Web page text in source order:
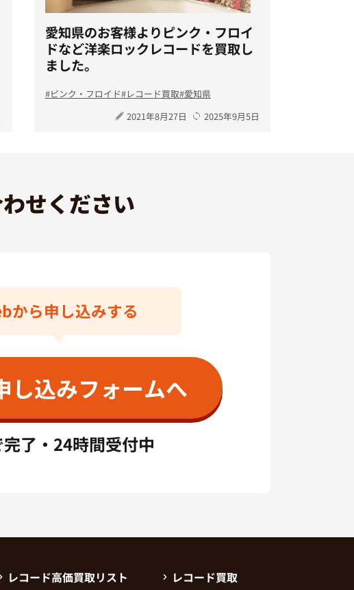
愛知県のお客様よりピンク・フロイ
ドなど洋楽ロックレコードを買取し
ました。
ピンク・フロイド レコード買取 愛知県
2021年8月27日
2025年9月5日
せください
から申し込みする
し込みフォームへ
了・24時間受付中
レコード高価買取リスト レコード買取